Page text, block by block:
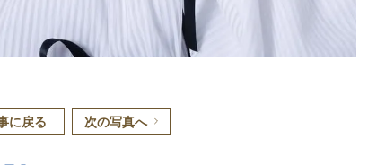
に戻る 次の写真へ